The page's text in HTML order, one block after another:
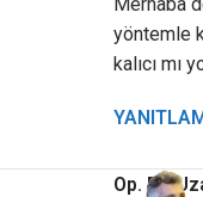
yöntemle
kalıcı mı
Op. Dr.